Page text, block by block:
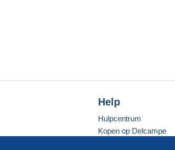
Help
Hulpcentrum
Kopen op Delcampe